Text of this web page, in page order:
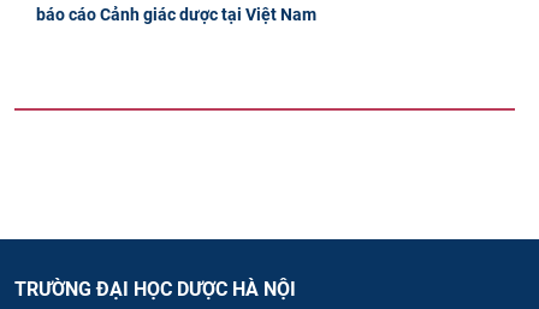
báo cáo Cảnh giác dược tại Việt Nam
TRƯỜNG ĐẠI HỌC DƯỢC HÀ NỘI